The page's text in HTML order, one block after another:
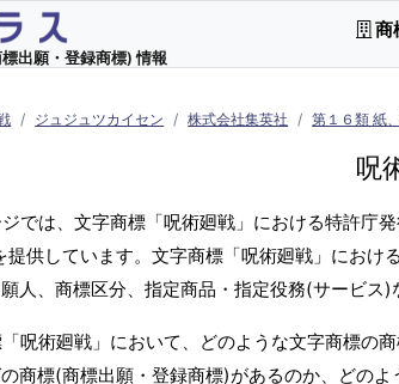
出願・登録商標) 情報
商
ジュジュツカイセン 株式会社集英社 第１６類 紙
呪
では、文字商標「呪術廻戦」における特許庁
提供しています。文字商標「呪術廻戦」にお
人、商標区分、指定商品・指定役務(サービス)
呪術廻戦」において、どのような文字商標の
商標(商標出願・登録商標)があるのか、どの